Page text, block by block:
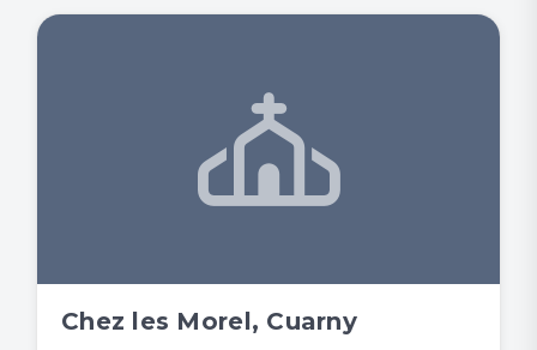
Chez les Morel, Cuarny